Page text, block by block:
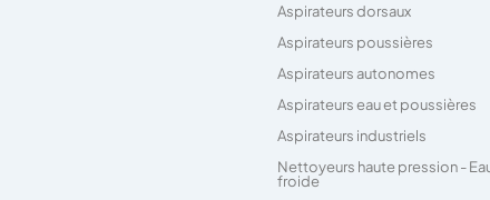
Aspirateurs dorsaux
Aspirateurs poussières
Aspirateurs autonomes
Aspirateurs eau et poussières
Aspirateurs industriels
Nettoyeurs haute pression -
froide